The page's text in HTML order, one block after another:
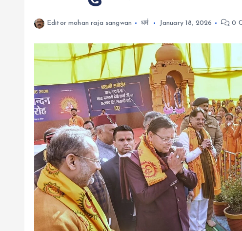
Editor mohan raja sangwan धर्म January 18, 2026 0